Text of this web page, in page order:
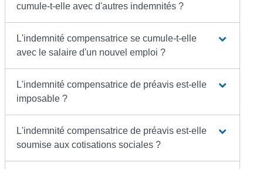
cumule-t-elle avec d'autres indemnités ?
L'indemnité compensatrice se cumule-t-elle
avec le salaire d'un nouvel emploi ?
L'indemnité compensatrice de préavis est-elle
imposable ?
L'indemnité compensatrice de préavis est-elle
soumise aux cotisations sociales ?